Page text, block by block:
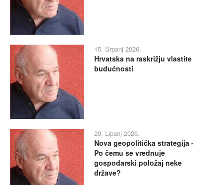
15. Srpanj 2026.
Hrvatska na raskrižju vlastite
budućnosti
29. Lipanj 2026.
Nova geopolitička strategija -
Po čemu se vrednuje
gospodarski položaj neke
države?